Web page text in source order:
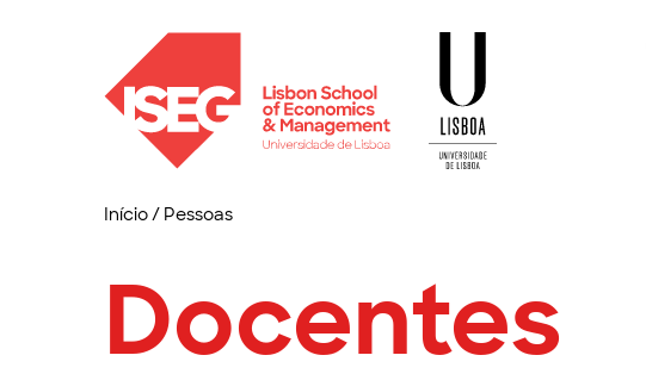
Início/ Pessoas
Docentes